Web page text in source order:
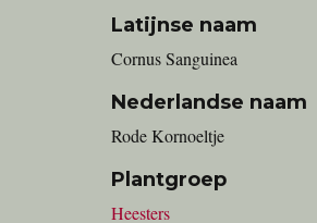
Latijnse naam
Cornus Sanguinea
Nederlandse naam
Rode Kornoeltje
Plantgroep
Heesters